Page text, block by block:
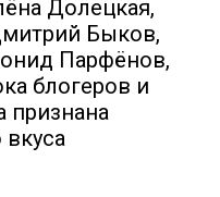
Долецкая,
Быков,
Парфёнов,
блогеров и